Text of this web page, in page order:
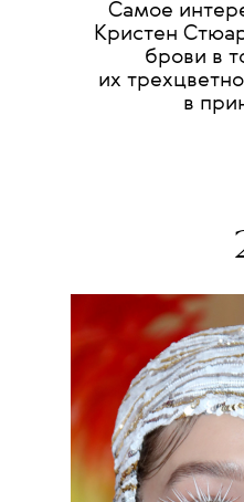
Самое
Кристен
брови в
их
в